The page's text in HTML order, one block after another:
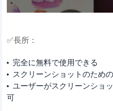
✅長所：
完全に無料で使用できる
スクリーンショットのため
ユーザーがスクリーンショ
可